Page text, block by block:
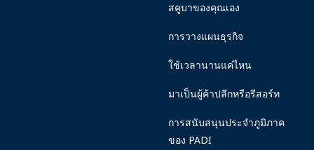
สคูบาของคุณเอง
การวางแผนธุรกิจ
ใช้เวลานานแค่ไหน
มาเป็นผู้ค้าปลีกหรือรีสอร์ท
การสนับสนุนประจำภูมิภาค
ของ PADI